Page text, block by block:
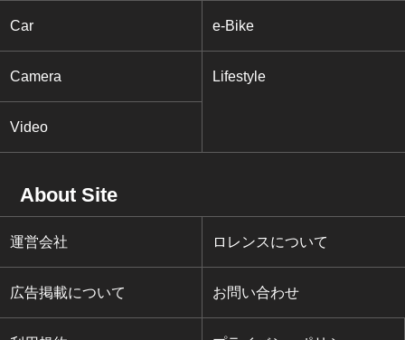
Car e-Bike
Camera Lifestyle
Video
About Site
運営会社 ロレンスについて
広告掲載について お問い合わせ